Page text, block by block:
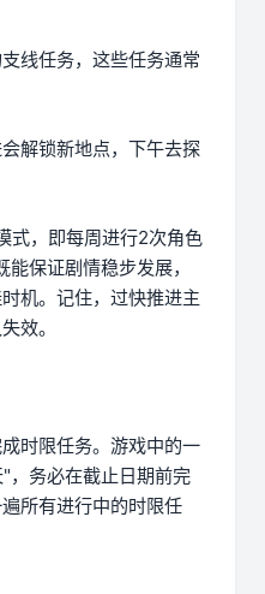
线任务，这些任务通常
解锁新地点，下午去探
式，即每周进行2次角色
保证剧情稳步发展，
机。记住，过快推进主
效。
时限任务。游戏中的一
，务必在截止日期前完
所有进行中的时限任